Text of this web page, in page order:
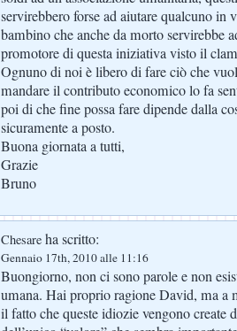
servirebbero forse ad aiutare qualcuno in
bambino che anche da morto servirebbe
promotore di questa iniziativa visto il
Ognuno di noi è libero di fare ciò che
mandare il contributo economico lo fa
poi di che fine possa fare dipende dalla
sicuramente a posto.
Buona giornata a tutti,
Grazie
Bruno
Chesare ha scritto:
Gennaio 17th, 2010 alle 11:16
Buongiorno, non ci sono parole e non
umana. Hai proprio ragione David, ma a
il fatto che queste idiozie vengono create